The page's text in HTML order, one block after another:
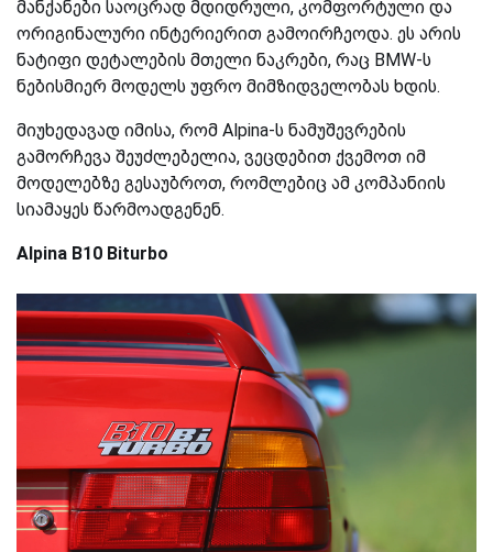
მანქანები საოცრად მდიდრული, კომფორტული და
ორიგინალური ინტერიერით გამოირჩეოდა. ეს არის
ნატიფი დეტალების მთელი ნაკრები, რაც BMW-ს
ნებისმიერ მოდელს უფრო მიმზიდველობას ხდის.
მიუხედავად იმისა, რომ Alpina-ს ნამუშევრების
გამორჩევა შეუძლებელია, ვეცდებით ქვემოთ იმ
მოდელებზე გესაუბროთ, რომლებიც ამ კომპანიის
სიამაყეს წარმოადგენენ.
Alpina B10 Biturbo